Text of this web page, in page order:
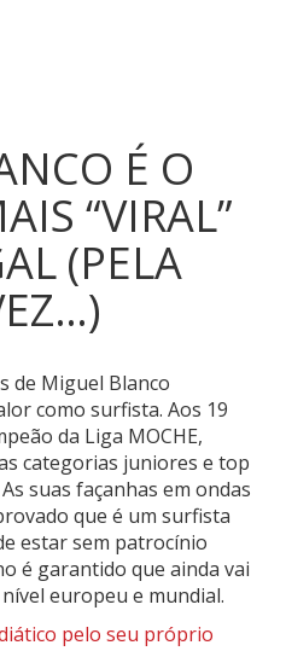
É O
“VIRAL”
(PELA
de Miguel Blanco
como surfista. Aos 19
da Liga MOCHE,
categorias juniores e top
suas façanhas em ondas
que é um surfista
estar sem patrocínio
é garantido que ainda vai
europeu e mundial.
pelo seu próprio